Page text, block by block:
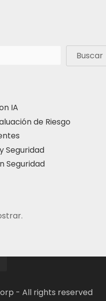
Buscar
IA
de Riesgo
Seguridad
Seguridad
- All rights reserved